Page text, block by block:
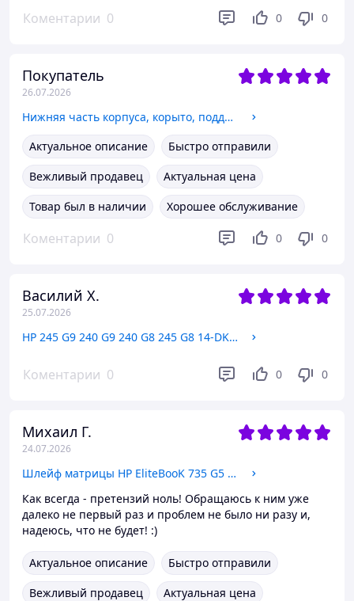
Коментарии 0 0 0
Покупатель
26.07.2026
Нижняя часть корпуса, корыто, поддон Asus ZenBook UM325UA UM325U UX325U UX325UA
Актуальное описание
Быстро отправили
Вежливый продавец
Актуальная цена
Товар был в наличии
Хорошее обслуживание
Коментарии 0 0 0
Василий Х.
25.07.2026
HP 245 G9 240 G9 240 G8 245 G8 14-DK 14-CF 14-DF 6070B2033201 M99758-001 Рамка матрицы, корпус
Коментарии 0 0 0
Михаил Г.
24.07.2026
Шлейф матрицы HP EliteBooK 735 G5 830 G5 6017B0892401 LVDS 30 pin FHD Non-Touch
Как всегда - претензий ноль! Обращаюсь к ним уже
далеко не первый раз и проблем не было ни разу и,
надеюсь, что не будет! :)
Актуальное описание
Быстро отправили
Вежливый продавец
Актуальная цена